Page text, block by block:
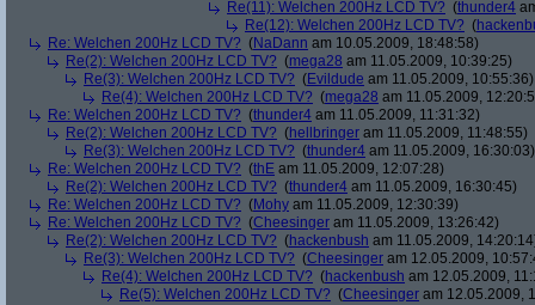
Re(11): Welchen 200Hz LCD TV? (thunder4
Re(12): Welchen 200Hz LCD TV? (
Re: Welchen 200Hz LCD TV? (NaDann am 10.05.2009, 18:48:58)
Re(2): Welchen 200Hz LCD TV? (mega28 am 11.05.2009, 10:39:25)
Re(3): Welchen 200Hz LCD TV? (Evildude am 11.05.2009, 10:55:36)
Re(4): Welchen 200Hz LCD TV? (mega28 am 11.05.2009,
Re: Welchen 200Hz LCD TV? (thunder4 am 11.05.2009, 11:31:32)
Re(2): Welchen 200Hz LCD TV? (hellbringer am 11.05.2009, 11:48:55)
Re(3): Welchen 200Hz LCD TV? (thunder4 am 11.05.2009, 16:30:03)
Re: Welchen 200Hz LCD TV? (thE am 11.05.2009, 12:07:28)
Re(2): Welchen 200Hz LCD TV? (thunder4 am 11.05.2009, 16:30:45)
Re: Welchen 200Hz LCD TV? (Mohy am 11.05.2009, 12:30:39)
Re: Welchen 200Hz LCD TV? (Cheesinger am 11.05.2009, 13:26:42)
Re(2): Welchen 200Hz LCD TV? (hackenbush am 11.05.2009,
Re(3): Welchen 200Hz LCD TV? (Cheesinger am 12.05.2009,
Re(4): Welchen 200Hz LCD TV? (hackenbush am 12.05.2009,
Re(5): Welchen 200Hz LCD TV? (Cheesinger am 12.05.2009,